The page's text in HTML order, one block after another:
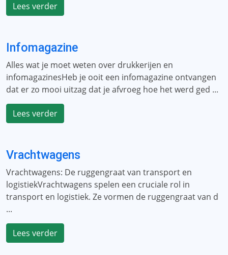
Lees verder
Infomagazine
Alles wat je moet weten over drukkerijen en
infomagazinesHeb je ooit een infomagazine ontvangen
dat er zo mooi uitzag dat je afvroeg hoe het werd ged ...
Lees verder
Vrachtwagens
Vrachtwagens: De ruggengraat van transport en
logistiekVrachtwagens spelen een cruciale rol in
transport en logistiek. Ze vormen de ruggengraat van d
...
Lees verder